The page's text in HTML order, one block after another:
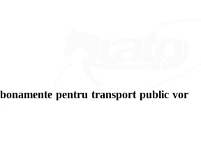
pentru transport public vor